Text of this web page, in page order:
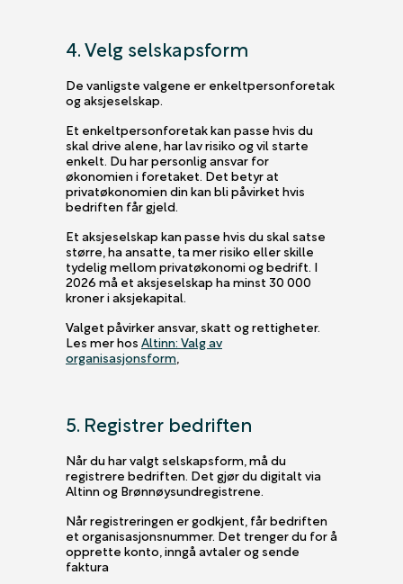
4. Velg selskapsform
De vanligste valgene er enkeltpersonforetak
og aksjeselskap.
Et enkeltpersonforetak kan passe hvis du
skal drive alene, har lav risiko og vil starte
enkelt. Du har personlig ansvar for
økonomien i foretaket. Det betyr at
privatøkonomien din kan bli påvirket hvis
bedriften får gjeld.
Et aksjeselskap kan passe hvis du skal satse
større, ha ansatte, ta mer risiko eller skille
tydelig mellom privatøkonomi og bedrift. I
2026 må et aksjeselskap ha minst 30 000
kroner i aksjekapital.
Valget påvirker ansvar, skatt og rettigheter.
Les mer hosAltinn: Valg av
organisasjonsform
5. Registrer bedriften
Når du har valgt selskapsform, må du
registrere bedriften. Det gjør du digitalt via
Altinn og Brønnøysundregistrene.
Når registreringen er godkjent, får bedriften
et organisasjonsnummer. Det trenger du for å
opprette konto, inngå avtaler og sende
faktura